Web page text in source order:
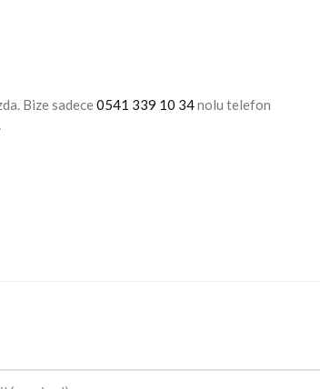
Bize sadece0541 339 10 34nolu telefon